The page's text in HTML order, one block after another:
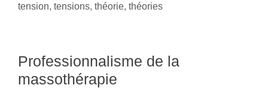
tension, tensions, théorie, théories
Professionnalisme de la
massothérapie